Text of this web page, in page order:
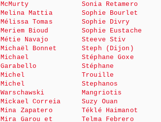
McMurty
Melina Mattia
Mélissa Tomas
Meriem Bioud
Métie Navajo
Michaël Bonnet
Michael
Garabello
Michel
Michel
Warschawski
Mickael Correia
Mina Zapatero
Mira Garou et
Sonia Retamero
Sophie Bourlet
Sophie Divry
Sophie Eustache
Steeve Stiv
Steph (Dijon)
Stéphane Goxe
Stéphane
Trouille
Stephanos
Mangriotis
Suzy Ouan
Téklé Haimanot
Telma Febrero